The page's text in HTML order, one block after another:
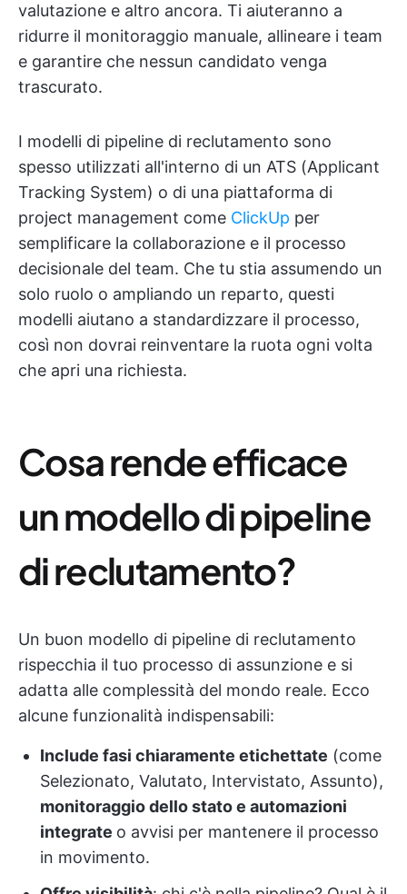
valutazione e altro ancora. Ti aiuteranno a
ridurre il monitoraggio manuale, allineare i team
e garantire che nessun candidato venga
trascurato.
I modelli di pipeline di reclutamento sono
spesso utilizzati all'interno di un ATS (Applicant
Tracking System) o di una piattaforma di
project management come ClickUp per
semplificare la collaborazione e il processo
decisionale del team. Che tu stia assumendo un
solo ruolo o ampliando un reparto, questi
modelli aiutano a standardizzare il processo,
così non dovrai reinventare la ruota ogni volta
che apri una richiesta.
Cosa rende efficace
un modello di pipeline
di reclutamento?
Un buon modello di pipeline di reclutamento
rispecchia il tuo processo di assunzione e si
adatta alle complessità del mondo reale. Ecco
alcune funzionalità indispensabili:
Include fasi chiaramente etichettate (come
Selezionato, Valutato, Intervistato, Assunto),
monitoraggio dello stato e automazioni
integrate o avvisi per mantenere il processo
in movimento.